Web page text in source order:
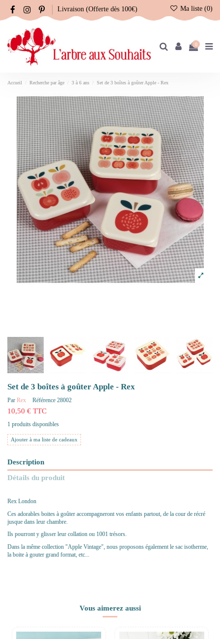
Livraison (Offerte dès 100€) Ma liste (0)
0
Accueil Recherche par âge 3 à 6 ans Set de 3 boîtes à goûter Apple - Rex
Set de 3 boîtes à goûter Apple - Rex
Par Rex Référence 28002
10,50 € TTC
1 produits disponibles
Ajouter à ma liste de cadeaux
Description
Détails du produit
Rex London
Ces adorables boites à goûter accompagneront vos enfants partout, de la cour de récré
jusque dans leur chambre.
Ils pourront y glisser leur collation ou 1001 trésors.
Dans la même collection "Apple Vintage", nous proposons également le sac isotherme,
la boite à gouter grand format, etc...
Vous aimerez aussi